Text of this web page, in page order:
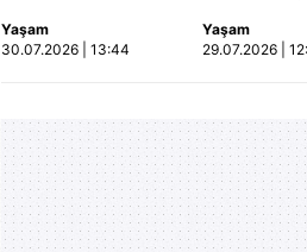
ortaya çıktı | Video
Yaşam
30.07.2026 | 13:44
hayatını
Kaza anı
Yaşam
29.07.2026 |